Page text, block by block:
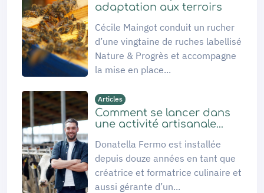
adaptation aux terroirs
Cécile Maingot conduit un rucher
d’une vingtaine de ruches labellisé
Nature & Progrès et accompagne
la mise en place...
Articles
Comment se lancer dans
une activité artisanale...
Donatella Fermo est installée
depuis douze années en tant que
créatrice et formatrice culinaire et
aussi gérante d’un...